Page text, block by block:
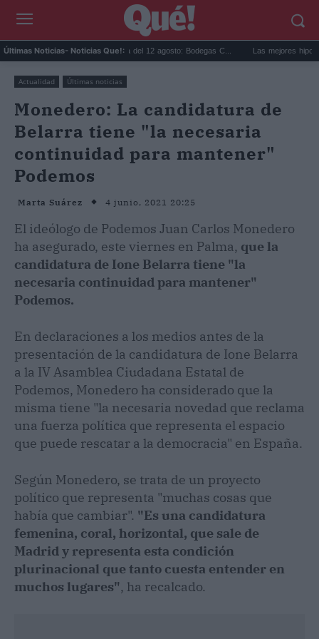
Últimas Noticias- Noticias Que!:
Eclipse solar en Cariñena del 12 agosto: Bodegas C... Las mejores hipotecas
Actualidad Últimas noticias
Monedero: La candidatura de
Belarra tiene "la necesaria
continuidad para mantener"
Podemos
Marta Suárez 4 junio, 2021 20:25
El ideólogo de Podemos Juan Carlos Monedero
ha asegurado, este viernes en Palma, que la
candidatura de Ione Belarra tiene "la
necesaria continuidad para mantener"
Podemos.
En declaraciones a los medios antes de la
presentación de la candidatura de Ione Belarra
a la IV Asamblea Ciudadana Estatal de
Podemos, Monedero ha considerado que la
misma tiene "la necesaria novedad que reclama
una fuerza política que representa el espacio
que puede rescatar a la democracia" en España.
Según Monedero, se trata de un proyecto
político que representa "muchas cosas que
había que cambiar". "Es una candidatura
femenina, coral, horizontal, que sale de
Madrid y representa esta condición
plurinacional que tanto cuesta entender en
muchos lugares", ha recalcado.